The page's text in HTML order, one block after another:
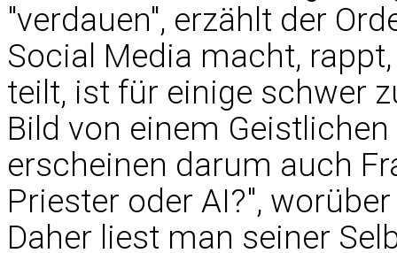
"verdauen", erzählt der
Social Media macht,
teilt, ist für einige schwer
Bild von einem
erscheinen darum auch
Priester oder AI?",
Daher liest man seiner